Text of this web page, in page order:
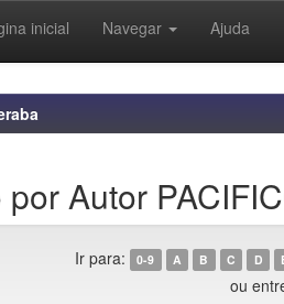
inicial Navegar Ajuda
Autor
Ir para: 0-9 A B C D
ou